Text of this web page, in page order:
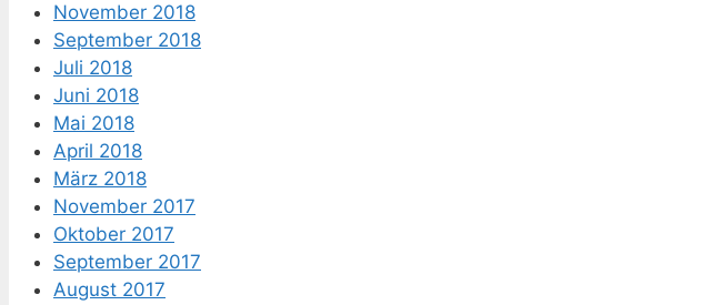
November 2018
September 2018
Juli 2018
Juni 2018
Mai 2018
April 2018
März 2018
November 2017
Oktober 2017
September 2017
August 2017